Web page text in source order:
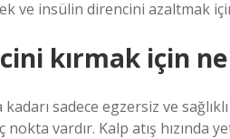
ve insülin direncini azaltmak
kırmak için ne
kadarı sadece egzersiz ve
vardır. Kalp atış hızında